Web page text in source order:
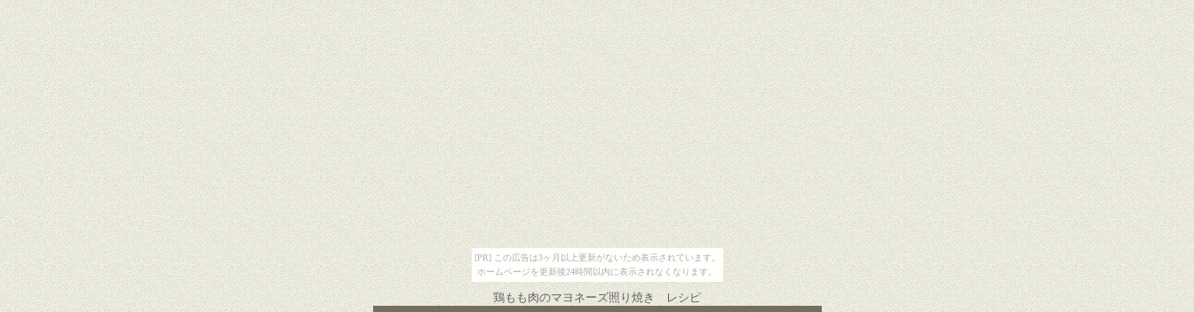
[PR] この広告は3ヶ月以上更新がないため表示されています。
ホームページを更新後24時間以内に表示されなくなります。
鶏もも肉のマヨネーズ照り焼き レシピ